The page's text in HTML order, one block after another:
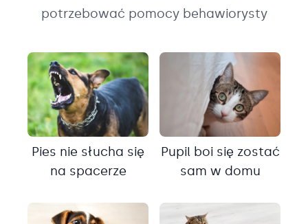
potrzebować pomocy behawiorysty
Pies nie słucha się
na spacerze
Pupil boi się zostać
sam w domu